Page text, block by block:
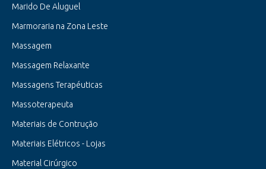
Marido De Aluguel
Marmoraria na Zona Leste
Massagem
Massagem Relaxante
Massagens Terapéuticas
Massoterapeuta
Materiais de Contrução
Materiais Elétricos - Lojas
Material Cirúrgico